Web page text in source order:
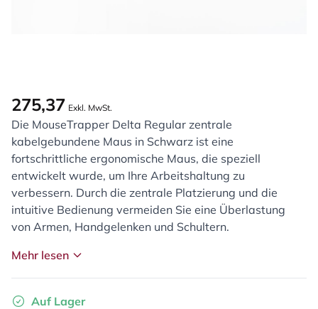
275,37 Exkl. MwSt.
Die MouseTrapper Delta Regular zentrale
kabelgebundene Maus in Schwarz ist eine
fortschrittliche ergonomische Maus, die speziell
entwickelt wurde, um Ihre Arbeitshaltung zu
verbessern. Durch die zentrale Platzierung und die
intuitive Bedienung vermeiden Sie eine Überlastung
von Armen, Handgelenken und Schultern.
Mehr lesen
Auf Lager